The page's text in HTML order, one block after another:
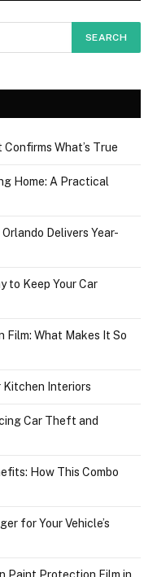
What’s True
Home: A Practical
Delivers Year-
to Keep Your Car
What Makes It So
Kitchen Interiors
Car Theft and
How This Combo
for Your Vehicle’s